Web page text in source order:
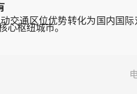
通区位优势转化为国内国际
心枢纽城市。